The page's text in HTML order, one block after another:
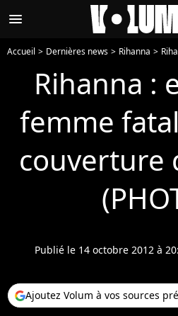
menu
Accueil Dernières news Rihanna
Rihanna :
femme
couverture
Publié le 14 octobre 2012 à
Ajoutez Volum à vos sources